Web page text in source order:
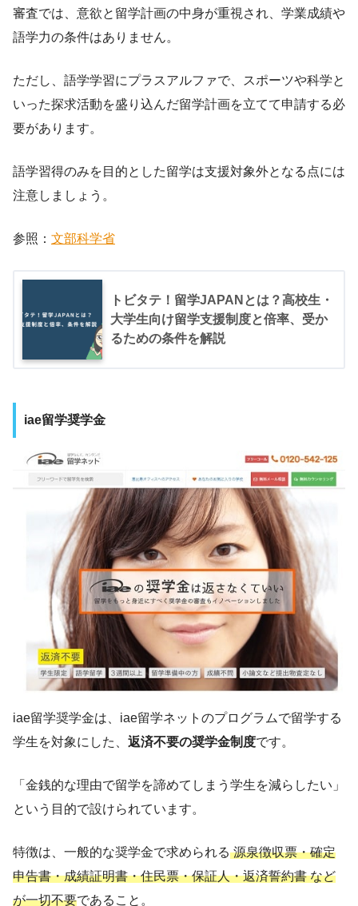
審査では、意欲と留学計画の中身が重視され、学業成績や
語学力の条件はありません。
ただし、語学学習にプラスアルファで、スポーツや科学と
いった探求活動を盛り込んだ留学計画を立てて申請する必
要があります。
語学習得のみを目的とした留学は支援対象外となる点には
注意しましょう。
参照： 文部科学省
トビタテ！留学JAPANとは？高校生・
大学生向け留学支援制度と倍率、受か
るための条件を解説
iae留学奨学金
iae留学奨学金は、iae留学ネットのプログラムで留学する
学生を対象にした、 返済不要の奨学金制度です。
「金銭的な理由で留学を諦めてしまう学生を減らしたい」
という目的で設けられています。
特徴は、一般的な奨学金で求められる源泉徴収票・確定
申告書・成績証明書・住民票・保証人・返済誓約書 など
が一切不要であること。